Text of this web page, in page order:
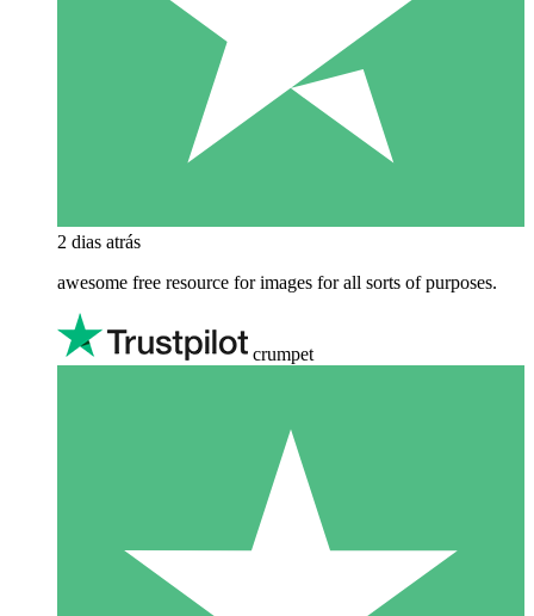
2 dias atrás
awesome free resource for images for all sorts of purposes.
crumpet